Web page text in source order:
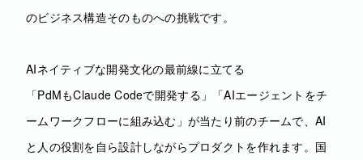
のビジネス構造そのものへの挑戦です。
AIネイティブな開発文化の最前線に立てる
「PdMもClaude Codeで開発する」「AIエージェントをチ
ームワークフローに組み込む」が当たり前のチームで、AI
と人の役割を自ら設計しながらプロダクトを作れます。国